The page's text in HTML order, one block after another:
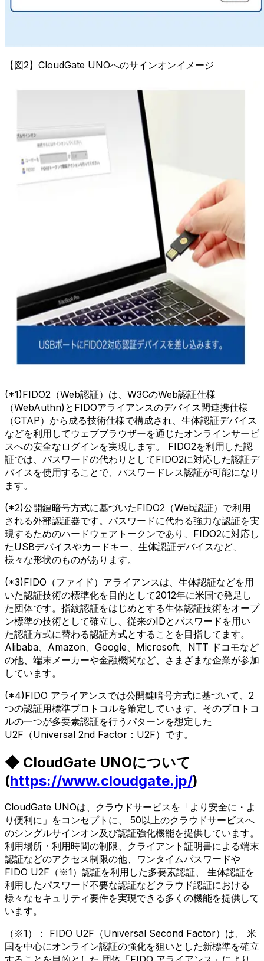
【図2】CloudGate UNOへのサインオンイメージ
(*1)FIDO2（Web認証）は、W3CのWeb認証仕様
（WebAuthn)とFIDOアライアンスのデバイス間連携仕様
（CTAP）から成る技術仕様で構成され、生体認証デバイス
などを利用してウェブブラウザーを通じたオンラインサービ
スへの安全なログインを実現します。 FIDO2を利用した認
証では、パスワードの代わりとしてFIDO2に対応した認証デ
バイスを使用することで、パスワードレス認証が可能になり
ます。
(*2)公開鍵暗号方式に基づいたFIDO2（Web認証）で利用
される外部認証器です。パスワードに代わる強力な認証を実
現するためのハードウェアトークンであり、FIDO2に対応し
たUSBデバイスやカードキー、生体認証デバイスなど、
様々な形状のものがあります。
(*3)FIDO（ファイド）アライアンスは、生体認証などを用
いた認証技術の標準化を目的として2012年に米国で発足し
た団体です。指紋認証をはじめとする生体認証技術をオープ
ン標準の技術として確立し、従来のIDとパスワードを用い
た認証方式に替わる認証方式とすることを目指してます。
Alibaba、Amazon、Google、Microsoft、NTT ドコモなど
の他、端末メーカーや金融機関など、さまざまな企業が参加
しています。
(*4)FIDO アライアンスでは公開鍵暗号方式に基づいて、2
つの認証用標準プロトコルを策定しています。そのプロトコ
ルの一つが多要素認証を行うパターンを想定した
U2F（Universal 2nd Factor：U2F）です。
◆ CloudGate UNOについて
(https://www.cloudgate.jp/)
CloudGate UNOは、クラウドサービスを「より安全に・よ
り便利に」をコンセプトに、 50以上のクラウドサービスへ
のシングルサインオン及び認証強化機能を提供しています。
利用場所・利用時間の制限、クライアント証明書による端末
認証などのアクセス制限の他、ワンタイムパスワードや
FIDO U2F（※1）認証を利用した多要素認証、 生体認証を
利用したパスワード不要な認証などクラウド認証における
様々なセキュリティ要件を実現できる多くの機能を提供して
います。
（※1）： FIDO U2F（Universal Second Factor）は、 米
国を中心にオンライン認証の強化を狙いとした新標準を確立